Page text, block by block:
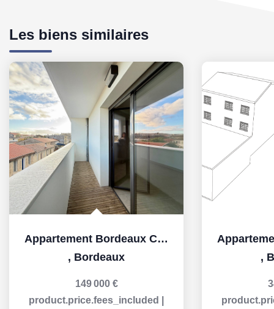
Les biens similaires
Appartement Bordeaux Chartrons - 1 pièce(s) 35.54 m2
, Bordeaux
149 000 €
product.price.fees_included
,